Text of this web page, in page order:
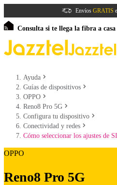
Envíos GRATIS
Consulta si te llega la fibra a casa
Ayuda
Guías de dispositivos
OPPO
Reno8 Pro 5G
Configura tu dispositivo
Conectividad y redes
Cómo seleccionar los ajustes de
OPPO
Reno8 Pro 5G